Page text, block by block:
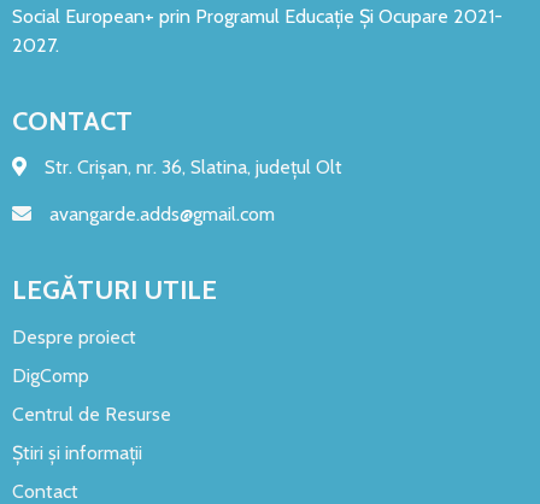
Social European+ prin Programul Educație Și Ocupare 2021-
2027.
CONTACT
Str. Crișan, nr. 36, Slatina, județul Olt
avangarde.adds@gmail.com
LEGĂTURI UTILE
Despre proiect
DigComp
Centrul de Resurse
Știri și informații
Contact